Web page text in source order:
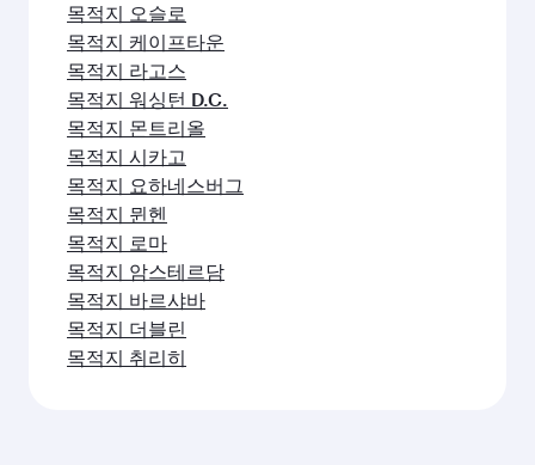
목적지 오슬로
목적지 케이프타운
목적지 라고스
목적지 워싱턴 D.C.
목적지 몬트리올
목적지 시카고
목적지 요하네스버그
목적지 뮌헨
목적지 로마
목적지 암스테르담
목적지 바르샤바
목적지 더블린
목적지 취리히